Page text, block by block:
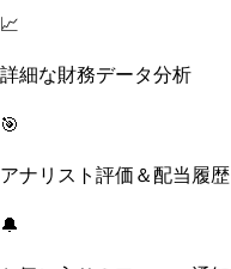
📈
詳細な財務データ分析
🎯
アナリスト評価＆配当履歴
🔔